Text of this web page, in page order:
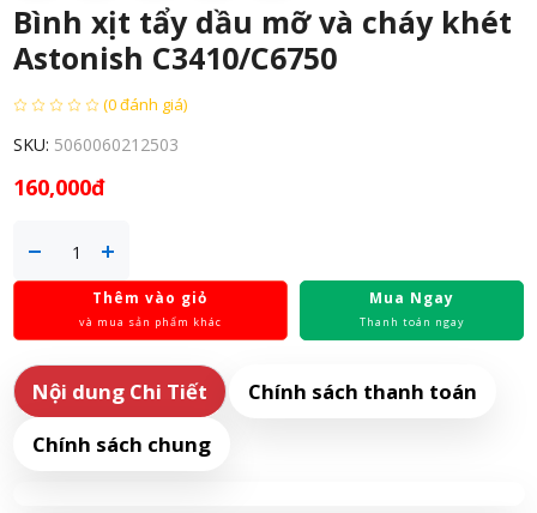
Bình xịt tẩy dầu mỡ và cháy khét
Astonish C3410/C6750
(0 đánh giá)
SKU: 5060060212503
160,000đ
Thêm vào giỏ
và mua sản phẩm khác
Mua Ngay
Thanh toán ngay
Nội dung Chi Tiết
Chính sách thanh toán
Chính sách chung